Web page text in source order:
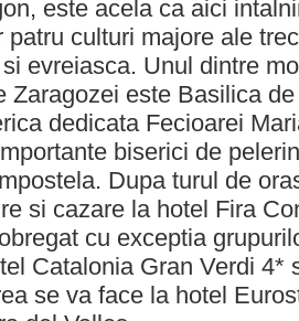
este acela ca aici
patru culturi majore ale
evreiasca. Unul dintre
Zaragozei este Basilica
dedicata Fecioarei
biserici de
Dupa turul de
si cazare la hotel Fira
cu exceptia
Catalonia Gran Verdi 4*
se va face la hotel